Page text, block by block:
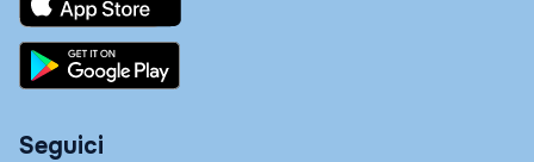
Seguici